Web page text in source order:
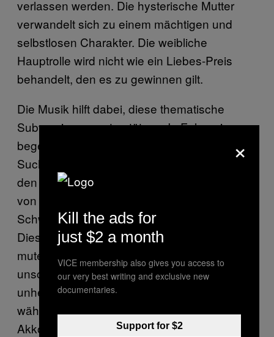
verlassen werden. Die hysterische Mutter
verwandelt sich zu einem mächtigen und
selbstlosen Charakter. Die weibliche
Hauptrolle wird nicht wie ein Liebes-Preis
behandelt, den es zu gewinnen gilt.
Die Musik hilft dabei, diese thematische
Subversion zu unterstützen. In Folge eins
begeben sich die Jungs nachts auf die
Suche nach ihrem verschollenen Freund in
den Wald. Auf dem Weg dorthin sieht einer
von ihnen, wie der heimlich Freund seiner
Schwester zu ihrem Fenster hochklettert.
Dieses uralte, “romantische” 80er Klischee
mutet hier aber viel unheimlicher und weniger
unschuldig an. Im Hintergrund erklingt
unheilvoll eine dünne, zitternde Synthspur,
während alle paar Takte eine stattlicher
Akkord erklingt. Die Aussage ist eindeutig:
×
Kill the ads for
just $2 a month
VICE membership also gives you access to
our very best writing and exclusive new
documentaries.
Support for $2